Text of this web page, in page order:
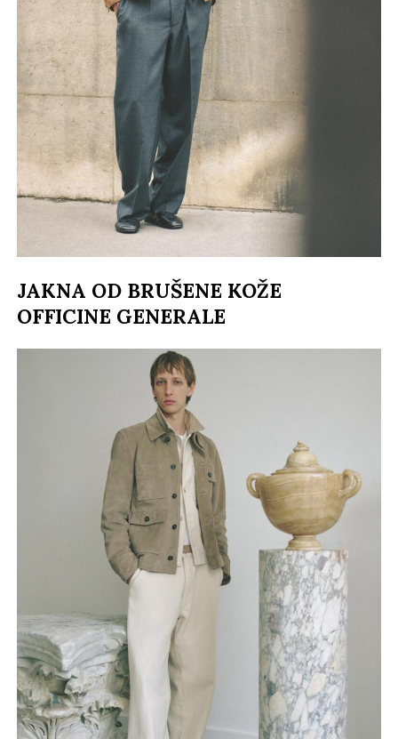
JAKNA OD BRUŠENE KOŽE
OFFICINE GENERALE